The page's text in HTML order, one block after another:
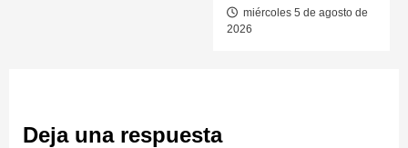
miércoles 5 de agosto de
2026
Deja una respuesta